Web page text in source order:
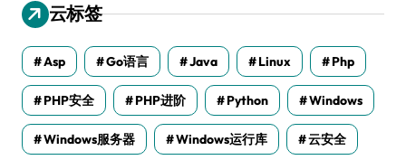
云标签
Asp Go语言 Java Linux Php
PHP安全 PHP进阶 Python Windows
Windows服务器 Windows运行库 云安全